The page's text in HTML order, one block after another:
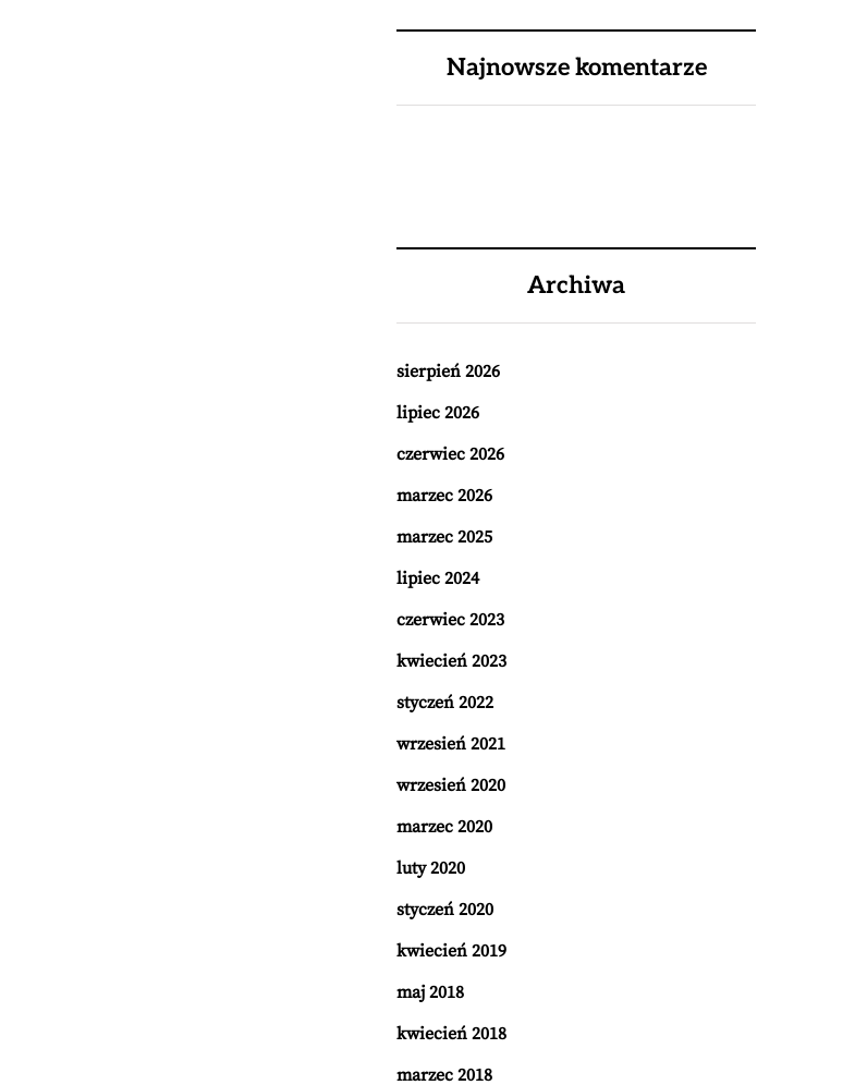
Najnowsze komentarze
Archiwa
sierpień 2026
lipiec 2026
czerwiec 2026
marzec 2026
marzec 2025
lipiec 2024
czerwiec 2023
kwiecień 2023
styczeń 2022
wrzesień 2021
wrzesień 2020
marzec 2020
luty 2020
styczeń 2020
kwiecień 2019
maj 2018
kwiecień 2018
marzec 2018